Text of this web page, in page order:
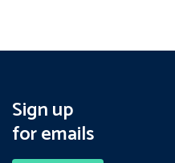
Sign up
for emails